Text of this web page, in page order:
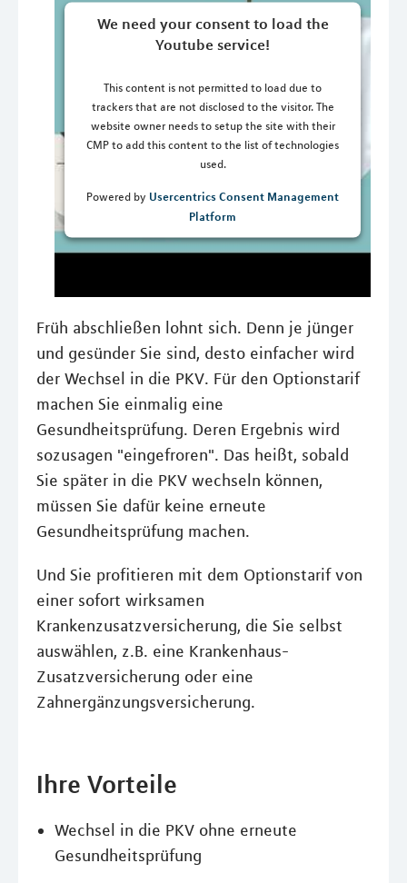
We need your consent to load the
Youtube service!
This content is not permitted to load due to
trackers that are not disclosed to the visitor. The
website owner needs to setup the site with their
CMP to add this content to the list of technologies
used.
Powered by Usercentrics Consent Management
Platform
Früh abschließen lohnt sich. Denn je jünger
und gesünder Sie sind, desto einfacher wird
der Wechsel in die PKV. Für den Optionstarif
machen Sie einmalig eine
Gesundheitsprüfung. Deren Ergebnis wird
sozusagen "eingefroren". Das heißt, sobald
Sie später in die PKV wechseln können,
müssen Sie dafür keine erneute
Gesundheitsprüfung machen.
Und Sie profitieren mit dem Optionstarif von
einer sofort wirksamen
Krankenzusatzversicherung, die Sie selbst
auswählen, z.B. eine Krankenhaus-
Zusatzversicherung oder eine
Zahnergänzungsversicherung.
Ihre Vorteile
Wechsel in die PKV ohne erneute
Gesundheitsprüfung